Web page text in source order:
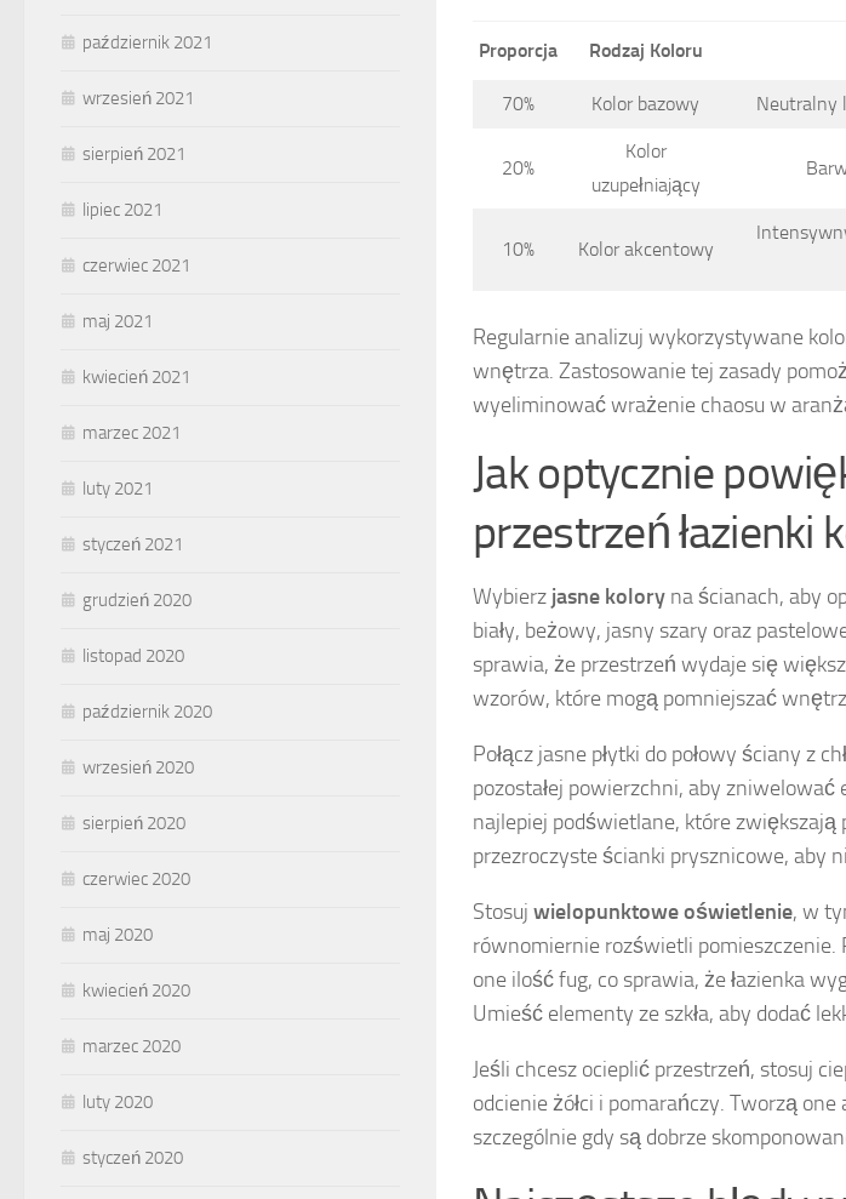
Proporcja Rodzaj Koloru
70% Kolor bazowy Neutralny
20%
Kolor
uzupełniający
10% Kolor akcentowy
Regularnie analizuj wykorzystywane
wnętrza. Zastosowanie tej zasady
wyeliminować wrażenie chaosu w
Jak optycznie
przestrzeń łazienki
Wybierz jasne kolory na ścianach, aby
biały, beżowy, jasny szary oraz
sprawia, że przestrzeń wydaje się
wzorów, które mogą pomniejszać
Połącz jasne płytki do połowy ściany z
pozostałej powierzchni, aby
najlepiej podświetlane, które zwiększają
przezroczyste ścianki prysznicowe, aby
Stosuj wielopunktowe oświetlenie, w
równomiernie rozświetli pomieszczenie.
one ilość fug, co sprawia, że łazienka
Umieść elementy ze szkła, aby dodać
Jeśli chcesz ocieplić przestrzeń, stosuj
odcienie żółci i pomarańczy. Tworzą
szczególnie gdy są dobrze
październik 2021
wrzesień 2021
sierpień 2021
lipiec 2021
czerwiec 2021
maj 2021
kwiecień 2021
marzec 2021
luty 2021
styczeń 2021
grudzień 2020
listopad 2020
październik 2020
wrzesień 2020
sierpień 2020
czerwiec 2020
maj 2020
kwiecień 2020
marzec 2020
luty 2020
styczeń 2020